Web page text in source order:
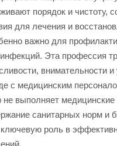
порядок и чистоту,
для лечения и
важно для
Эта профессия
внимательности и
с медицинским
не выполняет
санитарных норм и
ключевую роль в